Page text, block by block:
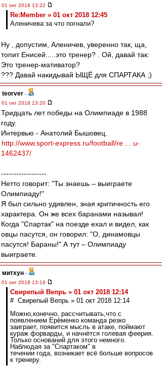
01 окт 2018 13:22
Re:Member » 01 окт 2018 12:45
Аленичева за что погнали?
Ну , допустим, Аленичев, уверенно так, ща,
топит Енисей.....это тренер? . Ой, давай так:
Это тренер-мативатор?
??? Давай накидывай ЫЩЁ для СПАРТАКА ;)
teorver -
01 окт 2018 13:20
Тридцать лет победы на Олимпиаде в 1988
году.
Интервью - Анатолий Бышовец.
http://www.sport-express.ru/football/re ... u-
1462437/
------------------
Нетто говорит: "Ты знаешь – выиграете
Олимпиаду!"
Я был сильно удивлен, зная критичность его
характера. Он же всех баранами называл!
Когда "Спартак" на поезде ехал и видел, как
овцы пасутся, он говорил: "О, динамовцы
пасутся! Бараны!" А тут – Олимпиаду
выиграете.
митхун -
01 окт 2018 13:19
Свирепый Вепрь » 01 окт 2018 12:14
# Свирепый Вепрь » 01 окт 2018 12:14
Можно,конечно, рассчитывать,что с
появлением Ерёменко команда резко
заиграет, появится мысль в атаке, поймают
кураж форварды, и начнётся голевая феерия.
Только оснований для этого немного.
Наблюдая за "Спартаком" в
течении года, возникает всё больше вопросов
к тренеру.